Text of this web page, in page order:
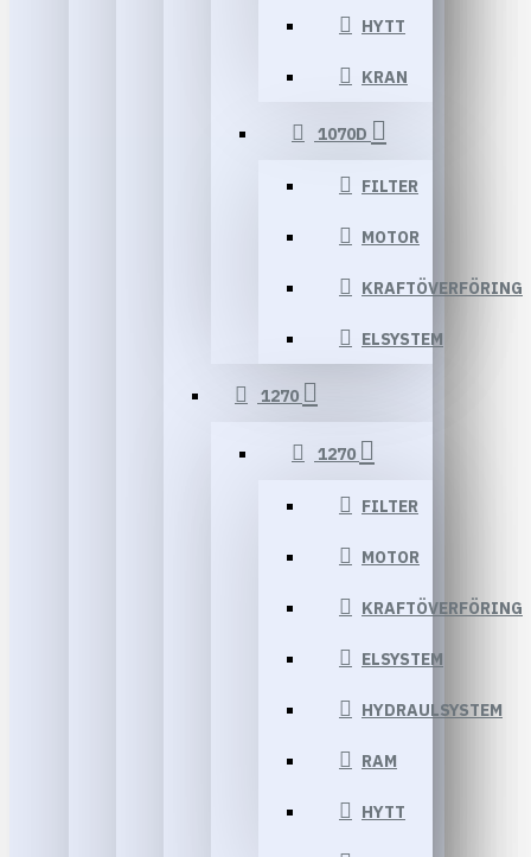
HYTT
KRAN
1070D
FILTER
MOTOR
KRAFTÖVERFÖRING
ELSYSTEM
1270
1270
FILTER
MOTOR
KRAFTÖVERFÖRING
ELSYSTEM
HYDRAULSYSTEM
RAM
HYTT